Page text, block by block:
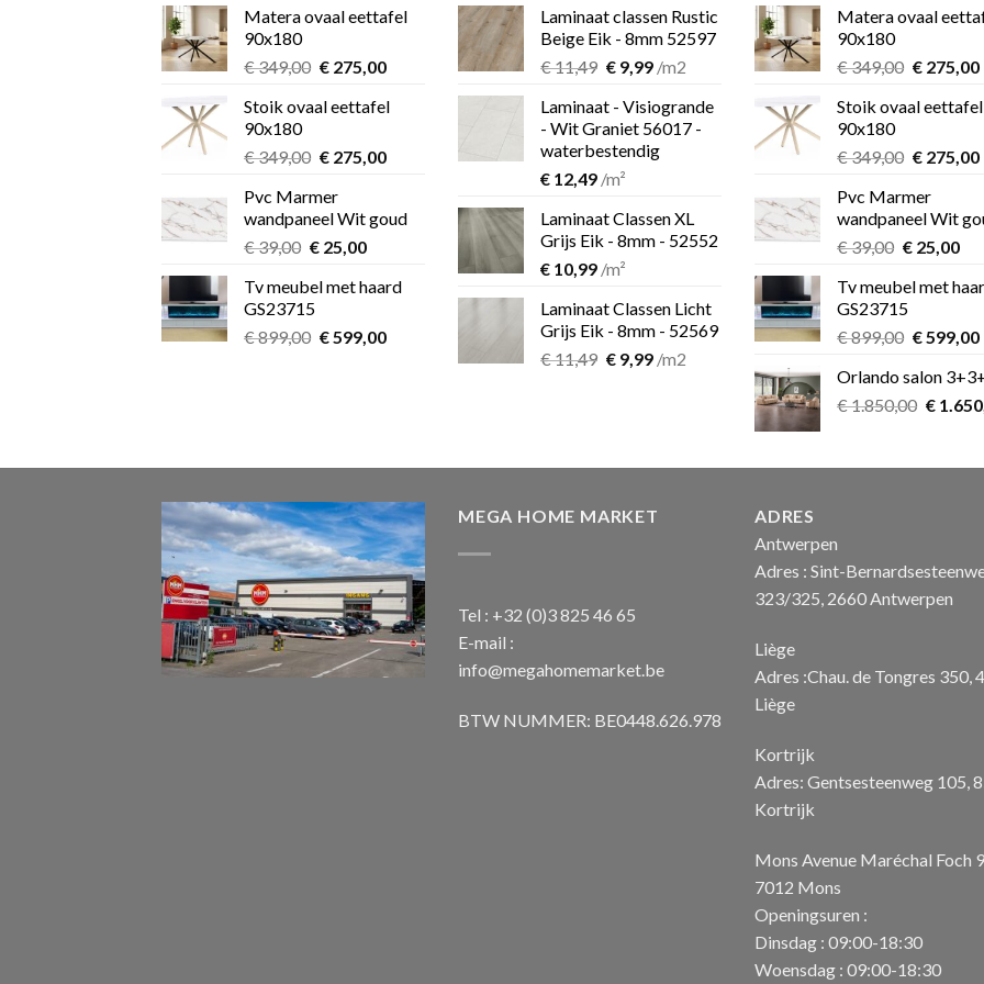
Matera ovaal eettafel
90x180
€349,00 Oorspronkelijke
was:
€275,00Huidige
is:
Stoik ovaal eettafel
90x180
€349,00 Oorspronkelijke
was:
€ 349,00.
€275,00Huidige
€ 275,00.
Pvc Marmer
wandpaneel Wit goud
€39,00 Oorspronkelijke
was:
€ 39,00.
€25,00Huidige
is:
Tv meubel met haard
GS23715
€899,00 Oorspronkelijke
€599,00Huidige
Laminaat classen Rustic
Beige Eik - 8mm 52597
€11,49 Oorspronkelijke
was:
€ 11,49.
€9,99Huidige
is:
€ 9,99.
/m2
Laminaat - Visiogrande
- Wit Graniet 56017 -
waterbestendig
€ 12,49 /m²
Laminaat Classen XL
Grijs Eik - 8mm - 52552
€ 10,99 /m²
Laminaat Classen Licht
Grijs Eik - 8mm - 52569
€11,49 Oorspronkelijke
€9,99Huidige
/m2
Matera ovaal
90x180
€349,00
was:
€275,00
is:
Stoik ovaal eettafel
90x180
€349,00
was:
€ 349,00.
€275,00
Pvc Marmer
wandpaneel Wit
€39,00
was:
€ 39,00.
€25,00
is:
Tv meubel met
GS23715
€899,00
was:
€ 899,00.
€599,00
Orlando salon
€1.850,00
€
€
MEGA HOME MARKET
Tel : +32 (0)3 825 46 65
E-mail :
info@megahomemarket.be
BTW NUMMER: BE0448.626.978
ADRES
Antwerpen
Adres : Sint-
323/325, 2660 Antwerpen
Liège
Adres :Chau. de Tongres 350,
Liège
Kortrijk
Adres: Gentsesteenweg 105,
Kortrijk
Mons Avenue Maréchal Foch
7012 Mons
Openingsuren :
Dinsdag : 09:00-18:30
Woensdag : 09:00-18:30